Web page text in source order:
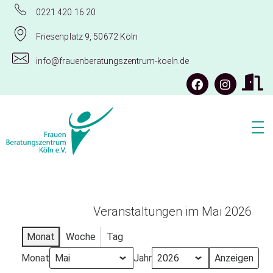
0221 420 16 20
Friesenplatz 9, 50672 Köln
info@frauenberatungszentrum-koeln.de
Veranstaltungen im Mai 2026
Monat Woche
Tag
Monat
Jahr